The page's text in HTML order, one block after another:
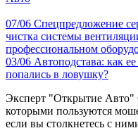
07/06 Спецпредложение
чистка системы
профессиональном
03/06 Автоподстава: как
попались в ловушку?
Эксперт "Открытие Авто"
которыми пользуются
если вы столкнетесь с